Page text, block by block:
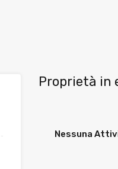
Proprietà in
Nessuna